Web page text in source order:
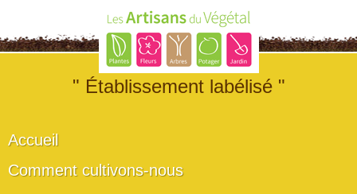
" Établissement labélisé "
Accueil
Comment cultivons-nous